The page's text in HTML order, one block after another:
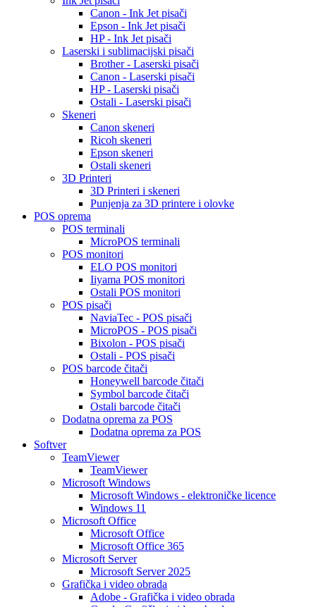
Canon - Ink Jet pisači
Epson - Ink Jet pisači
HP - Ink Jet pisači
Laserski i sublimacijski pisači
Brother - Laserski pisači
Canon - Laserski pisači
HP - Laserski pisači
Ostali - Laserski pisači
Skeneri
Canon skeneri
Ricoh skeneri
Epson skeneri
Ostali skeneri
3D Printeri
3D Printeri i skeneri
Punjenja za 3D printere i olovke
POS oprema
POS terminali
MicroPOS terminali
POS monitori
ELO POS monitori
Iiyama POS monitori
Ostali POS monitori
POS pisači
NaviaTec - POS pisači
MicroPOS - POS pisači
Bixolon - POS pisači
Ostali - POS pisači
POS barcode čitači
Honeywell barcode čitači
Symbol barcode čitači
Ostali barcode čitači
Dodatna oprema za POS
Dodatna oprema za POS
Softver
TeamViewer
TeamViewer
Microsoft Windows
Microsoft Windows - elektroničke licence
Windows 11
Microsoft Office
Microsoft Office
Microsoft Office 365
Microsoft Server
Microsoft Server 2025
Grafička i video obrada
Adobe - Grafička i video obrada